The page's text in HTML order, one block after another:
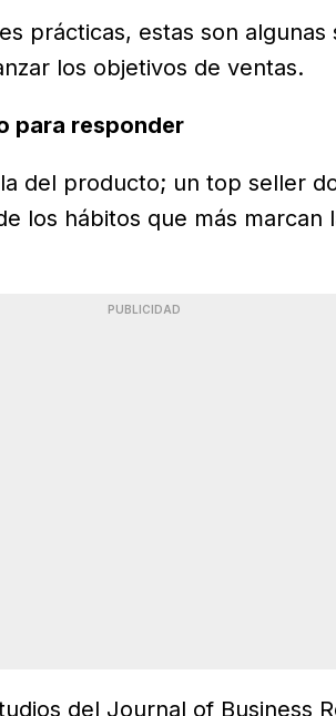
prácticas, estas son algunas
los objetivos de ventas.
para responder
del producto; un top seller
los hábitos que más marcan
PUBLICIDAD
del Journal of Business